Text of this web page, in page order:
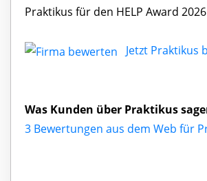
Praktikus für den HELP Award
Jetzt Praktikus
Was Kunden über Praktikus
3 Bewertungen aus dem Web für